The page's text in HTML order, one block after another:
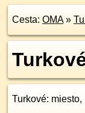
Cesta: OMA»
Turkové: miesto,